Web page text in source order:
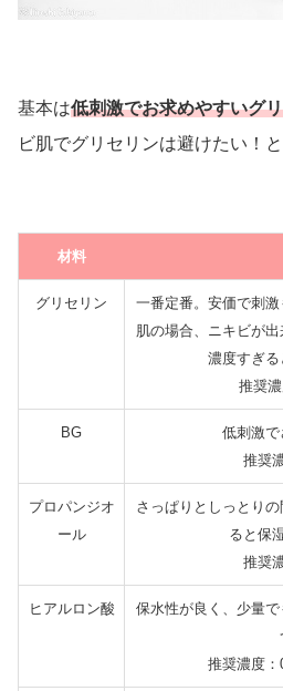
基本は低刺激でお求めやすいグ
ビ肌でグリセリンは避けたい！
材料
グリセリン
一番定番。安価で刺
肌の場合、ニキビが
濃度すぎる
推奨
BG
低刺激で
推奨
プロパンジオ
ール
さっぱりとしっとり
ると保
推奨
ヒアルロン酸
保水性が良く、少量
推奨濃度